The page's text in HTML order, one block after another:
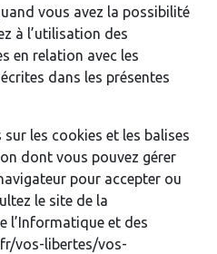
vous avez la possibilité
à l’utilisation des
en relation avec les
dans les présentes
les cookies et les balises
dont vous pouvez gérer
pour accepter ou
le site de la
l’Informatique et des
vos-libertes/vos-